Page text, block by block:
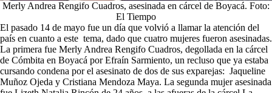
Merly Andrea Rengifo Cuadros, asesinada en cárcel de Boyacá. Foto:
El Tiempo
El pasado 14 de mayo fue un día que volvió a llamar la atención del
país en cuanto a este tema, dado que cuatro mujeres fueron asesinadas.
La primera fue Merly Andrea Rengifo Cuadros, degollada en la cárcel
de Cómbita en Boyacá por Efraín Sarmiento, un recluso que ya estaba
cursando condena por el asesinato de dos de sus exparejas: Jaqueline
Muñoz Ojeda y Cristiana Mendoza Maya. La segunda mujer asesinada